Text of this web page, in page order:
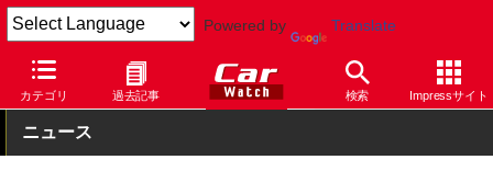
Powered by Translate
カテゴリ 過去記事 検索 Impressサイト
Car Watch ナビ パイオニア その他
ニュース